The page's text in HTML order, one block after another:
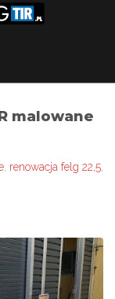
malowane
renowacja felg 22,5